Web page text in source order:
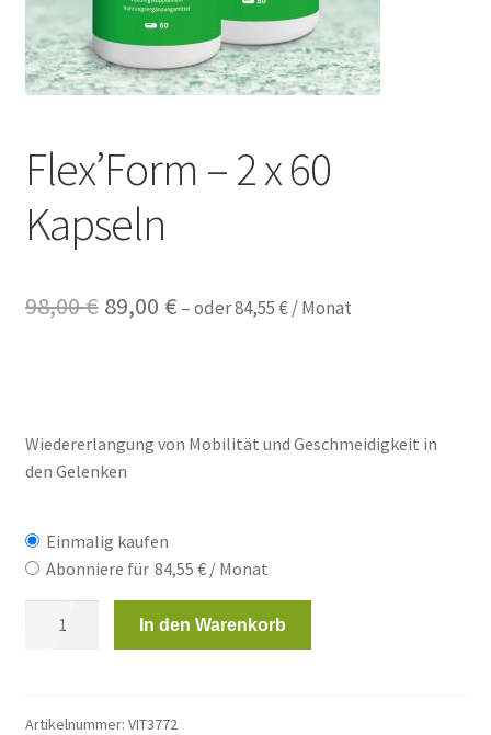
Flex’Form – 2 x 60
Kapseln
98,00€ Ursprünglicher
89,00 €Aktueller
–oder84,55€/ Monat
Wiedererlangung von Mobilität und Geschmeidigkeit in
den Gelenken
Einmalig kaufen
Abonniere für 84,55€ / Monat
60
In den Warenkorb
Artikelnummer: VIT3772